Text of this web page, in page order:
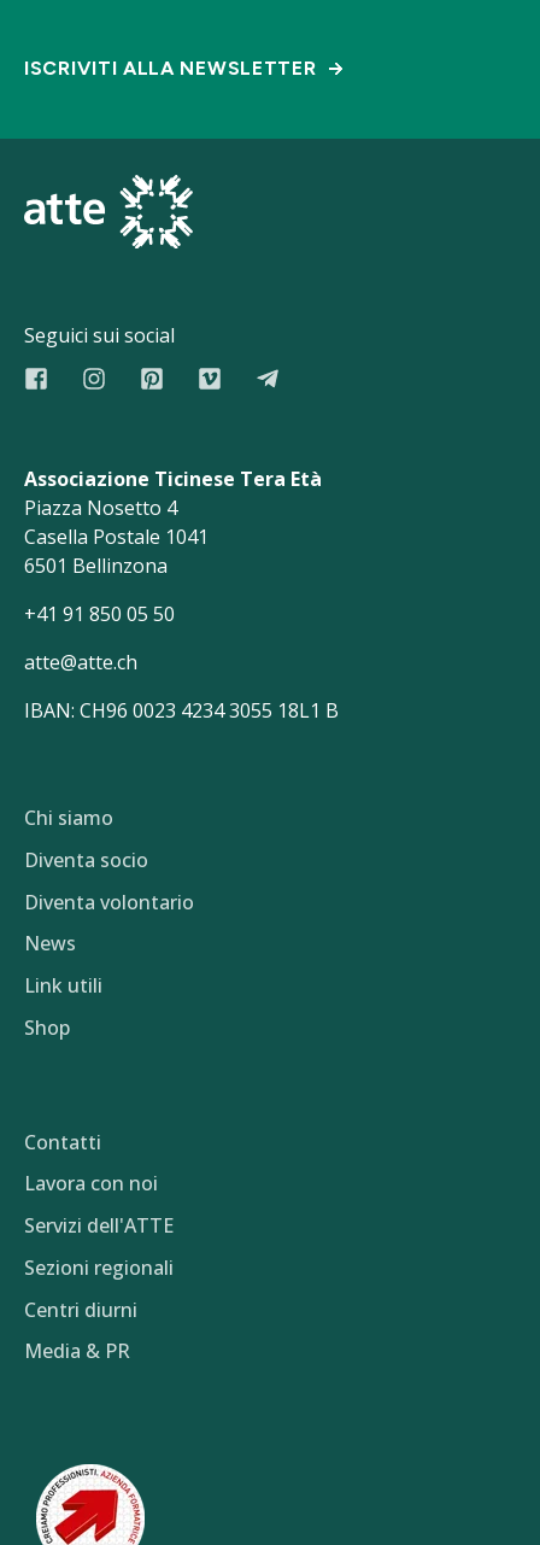
ISCRIVITI ALLA NEWSLETTER
Seguici sui social
Associazione Ticinese Tera Età
Piazza Nosetto 4
Casella Postale 1041
6501 Bellinzona
+41 91 850 05 50
atte@atte.ch
IBAN: CH96 0023 4234 3055 18L1 B
Chi siamo
Diventa socio
Diventa volontario
News
Link utili
Shop
Contatti
Lavora con noi
Servizi dell'ATTE
Sezioni regionali
Centri diurni
Media & PR